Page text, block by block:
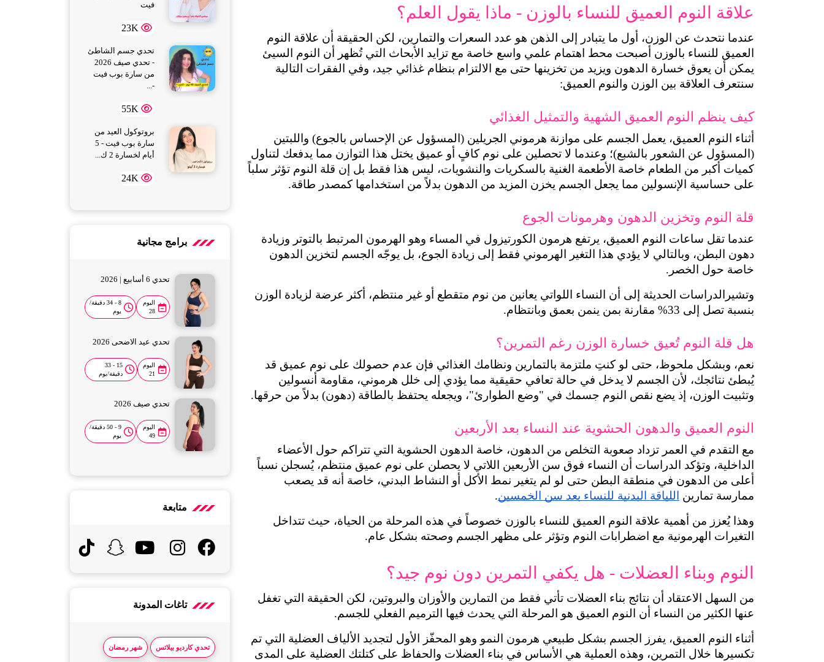
علاقة النوم العميق للنساء بالوزن - ماذا يقول العلم؟
سنتعرف العلاقة بين الوزن والنوم العميق:
كيف ينظم النوم العميق الشهية والتمثيل الغذائي
على حساسية الإنسولين مما يجعل الجسم يخزن المزيد من الدهون بدلاً من استخدامها كمصدر طاقة.
قلة النوم وتخزين الدهون وهرمونات الجوع
خاصة حول الخصر.
بنسبة تصل إلى 33% مقارنة بمن ينمن بعمق وبانتظام.
هل قلة النوم تُعيق خسارة الوزن رغم التمرين؟
وتثبيت الوزن، إذ يضع نقص النوم جسمك في "وضع الطوارئ"، ويجعله يحتفظ بالطاقة (دهون) بدلاً من حرقها.
النوم العميق والدهون الحشوية عند النساء بعد الأربعين
أعلى من الدهون في منطقة البطن حتى لو لم يتغير نمط الأكل أو النشاط البدني،
ممارسة تمارين
اللياقة البدنية للنساء بعد سن الخمسين.
التغيرات الهرمونية مع اضطرابات النوم وتؤثر على مظهر الجسم وصحته بشكل عام.
النوم وبناء العضلات - هل يكفي التمرين دون نوم جيد؟
عنها الكثير من النساء أن النوم العميق هو المرحلة التي يحدث فيها الترميم الفعلي للجسم.
فيت
23K
تحدي جسم الشاطئ
- تحدي صيف 2026
من سارة بوب فيت
-...
55K
بروتوكول العيد من
سارة بوب فيت - 5
أيام لخسارة 2 ك...
24K
برامج مجانية
تحدي 6 أسابيع | 2026
اليوم
28
8 - 34 دقيقة/
يوم
تحدي عيد الاضحى 2026
اليوم
21
15 - 33
دقيقة/يوم
تحدي صيف 2026
اليوم
49
9 - 50 دقيقة/
يوم
متابعة
تاغات المدونة
تحدي كارديو بيلاتس شهر رمضان